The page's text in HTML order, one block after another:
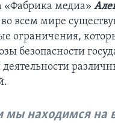
«Фабрика медиа»
во всем мире
ограничения,
безопасности
мы находимся на